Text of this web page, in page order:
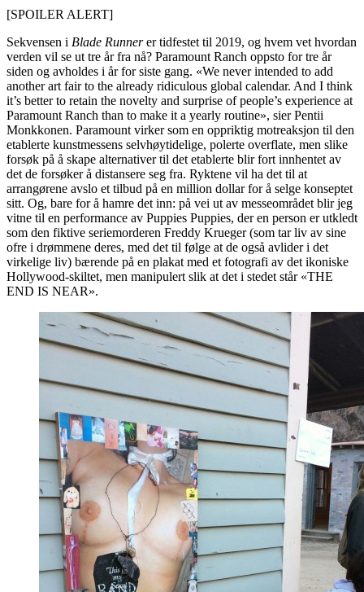
[SPOILER ALERT]
Sekvensen i Blade Runnerer tidfestet til 2019, og hvem vet hvordan
verden vil se ut tre år fra nå? Paramount Ranch oppsto for tre år
siden og avholdes i år for siste gang. «We never intended to add
another art fair to the already ridiculous global calendar. And I think
it’s better to retain the novelty and surprise of people’s experience at
Paramount Ranch than to make it a yearly routine», sier Pentii
Monkkonen. Paramount virker som en oppriktig motreaksjon til den
etablerte kunstmessens selvhøytidelige, polerte overflate, men slike
forsøk på å skape alternativer til det etablerte blir fort innhentet av
det de forsøker å distansere seg fra. Ryktene vil ha det til at
arrangørene avslo et tilbud på en million dollar for å selge konseptet
sitt. Og, bare for å hamre det inn: på vei ut av messeområdet blir jeg
vitne til en performance av Puppies Puppies, der en person er utkledt
som den fiktive seriemorderen Freddy Krueger (som tar liv av sine
ofre i drømmene deres, med det til følge at de også avlider i det
virkelige liv) bærende på en plakat med et fotografi av det ikoniske
Hollywood-skiltet, men manipulert slik at det i stedet står «THE
END IS NEAR».